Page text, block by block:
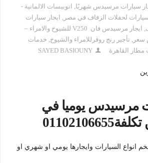
سيارات مرسيدس شهريًا, اتوبيسات الالمانية -
سيارات لحفلات الزفاف في مصر , ايجار سيارات
,
ايجار مرسيدس فان V250 للشيوخ والامراء –
, تأجير رنج روفرللامراء والشيوخ, خدمات
القاهرة SAYED BASIOUNY
مرسيدس يوميا في
انواع السيارات وايجارها يومي او شهري او